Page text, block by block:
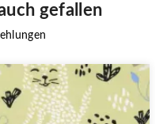
gefallen